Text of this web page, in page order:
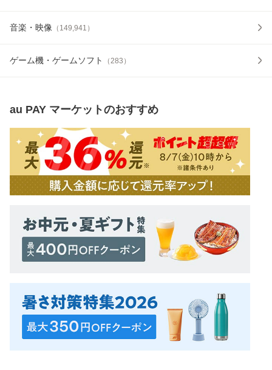
音楽・映像 （ 149,941 ）
ゲーム機・ゲームソフト （283 ）
au PAY マーケットのおすすめ